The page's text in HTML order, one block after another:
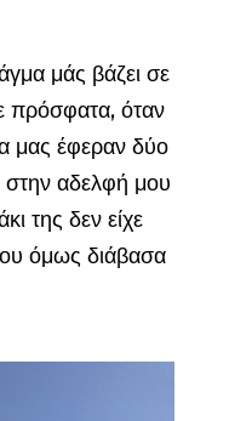
μάς βάζει σε
πρόσφατα, όταν
μας έφεραν δύο
αδελφή μου
της δεν είχε
όμως διάβασα